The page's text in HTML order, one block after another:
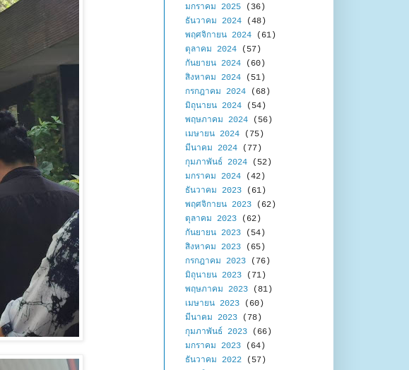
มกราคม 2025 (36)
ธันวาคม 2024 (48)
พฤศจิกายน 2024 (61)
ตุลาคม 2024 (57)
กันยายน 2024 (60)
สิงหาคม 2024 (51)
กรกฎาคม 2024 (68)
มิถุนายน 2024 (54)
พฤษภาคม 2024 (56)
เมษายน 2024 (75)
มีนาคม 2024 (77)
กุมภาพันธ์ 2024 (52)
มกราคม 2024 (42)
ธันวาคม 2023 (61)
พฤศจิกายน 2023 (62)
ตุลาคม 2023 (62)
กันยายน 2023 (54)
สิงหาคม 2023 (65)
กรกฎาคม 2023 (76)
มิถุนายน 2023 (71)
พฤษภาคม 2023 (81)
เมษายน 2023 (60)
มีนาคม 2023 (78)
กุมภาพันธ์ 2023 (66)
มกราคม 2023 (64)
ธันวาคม 2022 (57)